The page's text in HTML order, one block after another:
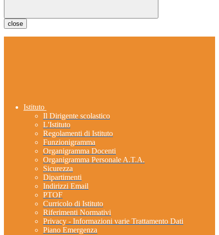
close
Istituto
Il Dirigente scolastico
L'Istituto
Regolamenti di Istituto
Funzionigramma
Organigramma Docenti
Organigramma Personale A.T.A.
Sicurezza
Dipartimenti
Indirizzi Email
PTOF
Curricolo di Istituto
Riferimenti Normativi
Privacy - Informazioni varie Trattamento Dati
Piano Emergenza